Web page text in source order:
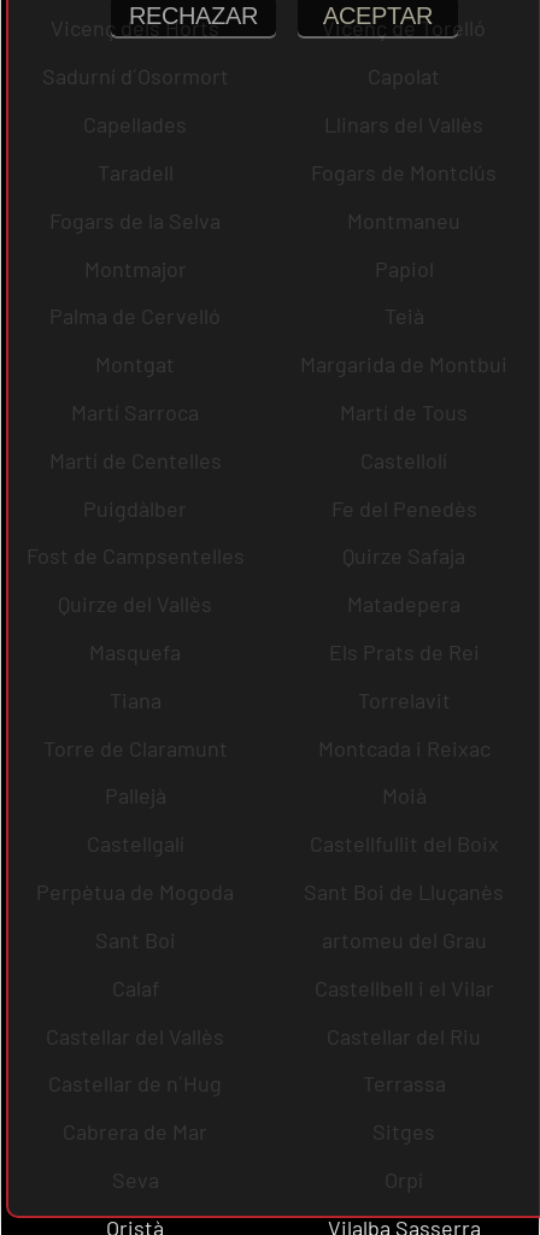
Vicenç dels Horts
Vicenç de Torelló
Sadurní d´Osormort
Capolat
Capellades
Llinars del Vallès
Taradell
Fogars de Montclús
Fogars de la Selva
Montmaneu
Montmajor
Papiol
Palma de Cervelló
Teià
Montgat
Margarida de Montbui
Martí Sarroca
Martí de Tous
Martí de Centelles
Castellolí
Puigdàlber
Fe del Penedès
Fost de Campsentelles
Quirze Safaja
Quirze del Vallès
Matadepera
Masquefa
Els Prats de Rei
Tiana
Torrelavit
Torre de Claramunt
Montcada i Reixac
Pallejà
Moià
Castellgalí
Castellfullit del Boix
Perpètua de Mogoda
Sant Boi de Lluçanès
Sant Boi
artomeu del Grau
Calaf
Castellbell i el Vilar
Castellar del Vallès
Castellar del Riu
Castellar de n´Hug
Terrassa
Cabrera de Mar
Sitges
Seva
Orpí
Oristà
Vilalba Sasserra
RECHAZAR ACEPTAR